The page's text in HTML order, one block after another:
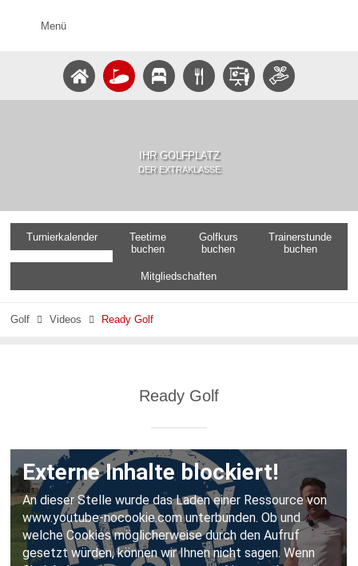
Menü
IHR GOLFPLATZ
DER EXTRAKLASSE
Turnierkalender
Teetime
buchen
Golfkurs
buchen
Trainerstunde
buchen
Mitgliedschaften
Golf  Videos  Ready Golf
Ready Golf